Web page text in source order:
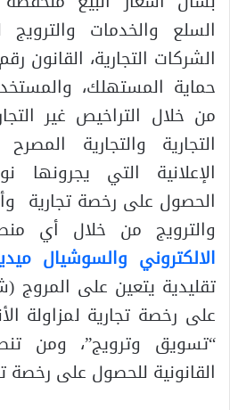
السلع والخدمات والترويج
حماية المستهلك،
من خلال التراخيص غير
التجارية والتجارية
الإعلانية التي يجرونها
الحصول على رخصة تجارية
والترويج من خلال أي
الالكتروني والسوشيال
تقليدية يتعين على المروج
على رخصة تجارية لمزاولة
“تسويق وترويج”، ومن
القانونية للحصول على رخصة